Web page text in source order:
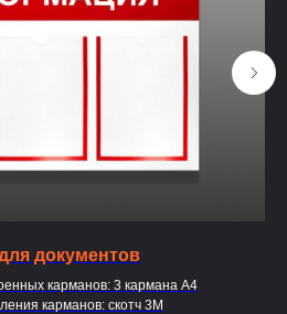
документов
карманов: 3 кармана A4
карманов: скотч 3М